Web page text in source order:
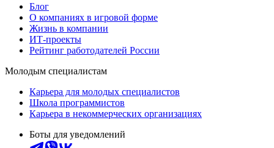
Блог
О компаниях в игровой форме
Жизнь в компании
ИТ-проекты
Рейтинг работодателей России
Молодым специалистам
Карьера для молодых специалистов
Школа программистов
Карьера в некоммерческих организациях
Боты для уведомлений